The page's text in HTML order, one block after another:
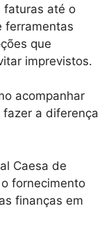
faturas até o
ferramentas
que
imprevistos.
acompanhar
a diferença
Caesa de
fornecimento
finanças em